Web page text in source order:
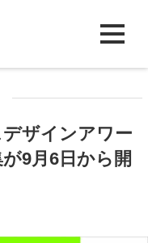
ザインアワー
9月6日から開